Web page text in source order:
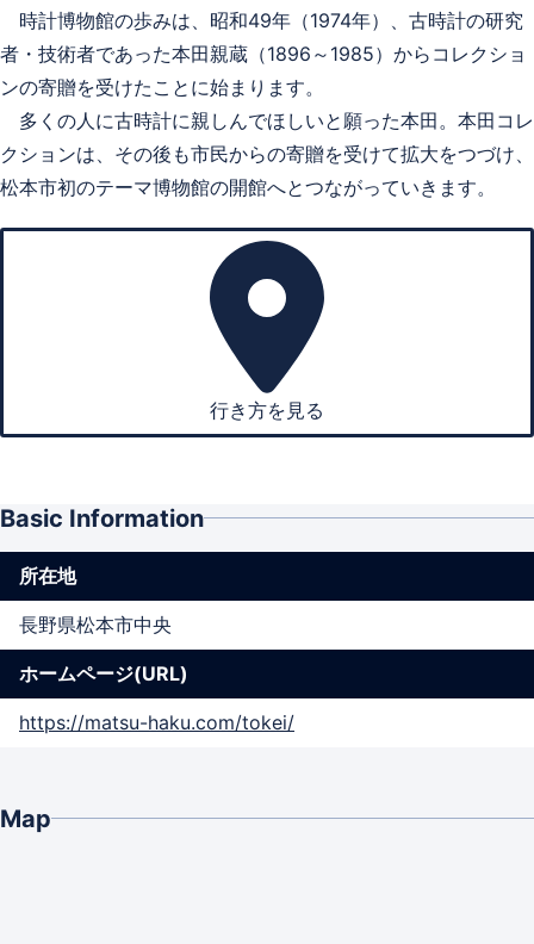
時計博物館の歩みは、昭和49年（1974年）、古時計の研究
者・技術者であった本田親蔵（1896～1985）からコレクショ
ンの寄贈を受けたことに始まります。
多くの人に古時計に親しんでほしいと願った本田。本田コレ
クションは、その後も市民からの寄贈を受けて拡大をつづけ、
松本市初のテーマ博物館の開館へとつながっていきます。
行き方を見る
Basic Information
所在地
長野県松本市中央
ホームページ(URL)
https://matsu-haku.com/tokei/
Map